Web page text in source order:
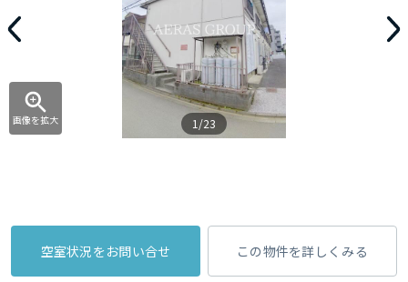
画像を拡大 1/23
空室状況をお問い合せ この物件を詳しくみる